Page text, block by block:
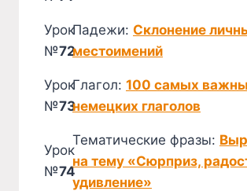
Урок
№72
Падежи: Склонение
местоимений
Урок
№73
Глагол: 100 самых
немецких глаголов
Урок
№74
Тематические фразы:
на тему «Сюрприз,
удивление»